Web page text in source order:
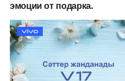
эмоции от подарка.